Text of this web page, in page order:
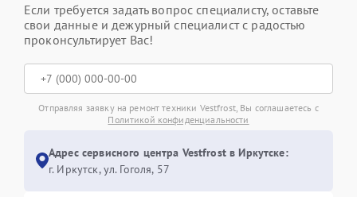
Если требуется задать вопрос специалисту, оставьте
свои данные и дежурный специалист с радостью
проконсультирует Вас!
Отправляя заявку на ремонт техники Vestfrost, Вы соглашаетесь с
Политикой конфиденциальности
Адрес сервисного центра Vestfrost в Иркутске:
г. Иркутск, ул. ​Гоголя, 57